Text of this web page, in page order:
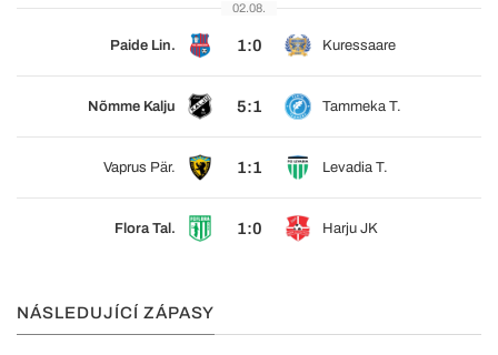
02.08.
Paide Lin. 1:0 Kuressaare
Nõmme Kalju 5:1 Tammeka T.
Vaprus Pär. 1:1 Levadia T.
Flora Tal. 1:0 Harju JK
NÁSLEDUJÍCÍ ZÁPASY